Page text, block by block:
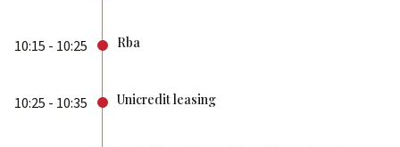
10:15 - 10:25 Rba
10:25 - 10:35 Unicredit leasing